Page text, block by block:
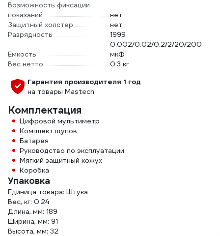
Возможность фиксации
показаний
нет
Защитный холстер
нет
Разрядность
1999
Емкость
0.002/0.02/0.2/2/20/200
мкФ
Вес нетто
0.3 кг
Гарантия производителя 1 год
на товары Mastech
Комплектация
Цифровой мультиметр
Комплект щупов
Батарея
Руководство по эксплуатации
Мягкий защитный кожух
Коробка
Упаковка
Единица товара: Штука
Вес, кг: 0.24
Длина, мм: 189
Ширина, мм: 91
Высота, мм: 32